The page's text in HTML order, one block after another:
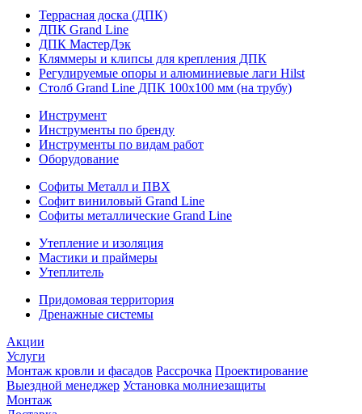
Террасная доска (ДПК)
ДПК Grand Line
ДПК МастерДэк
Кляммеры и клипсы для крепления ДПК
Регулируемые опоры и алюминиевые лаги Hilst
Столб Grand Line ДПК 100х100 мм (на трубу)
Инструмент
Инструменты по бренду
Инструменты по видам работ
Оборудование
Софиты Металл и ПВХ
Софит виниловый Grand Line
Софиты металлические Grand Line
Утепление и изоляция
Мастики и праймеры
Утеплитель
Придомовая территория
Дренажные системы
Акции
Услуги
Монтаж кровли и фасадов Рассрочка Проектирование
Выездной менеджер Установка молниезащиты
Монтаж